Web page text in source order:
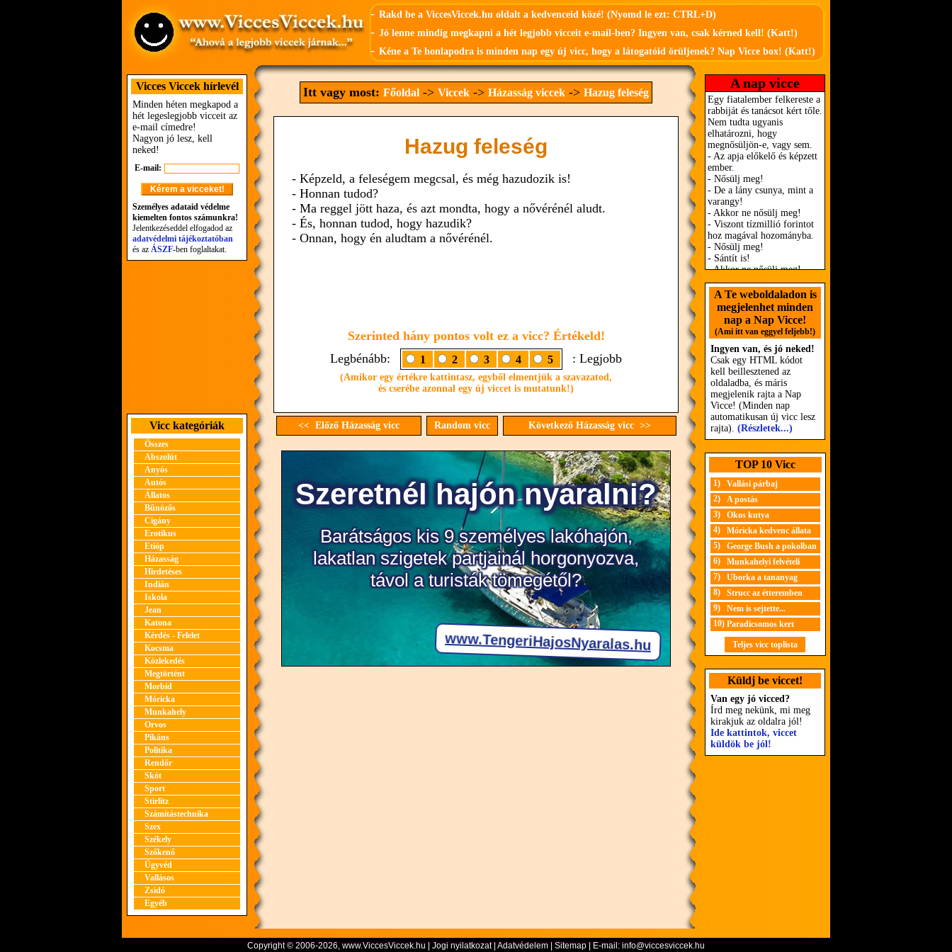
- Rakd be a ViccesViccek.hu oldalt a kedvenceid közé! (Nyomd le ezt: CTRL+D)
- Jó lenne mindig megkapni a hét legjobb vicceit e-mail-ben? Ingyen van, csak kérned kell! (Katt!)
- Kéne a Te honlapodra is minden nap egy új vicc, hogy a látogatóid örüljenek? Nap Vicce box! (Katt!)
Vicces Viccek hírlevél
Minden héten megkapod a
hét legeslegjobb vicceit az
e-mail címedre!
Nagyon jó lesz, kell
neked!
E-mail:
Személyes adataid védelme
kiemelten fontos számunkra!
Jelentkezéseddel elfogadod az
adatvédelmi tájékoztatóban
és az ÁSZF-ben foglaltakat.
Vicc kategóriák
Összes
Abszolút
Anyós
Autós
Állatos
Bűnözős
Cigány
Erotikus
Etióp
Házasság
Hirdetéses
Indián
Iskola
Jean
Katona
Kérdés - Felelet
Kocsma
Közlekedés
Megtörtént
Morbid
Móricka
Munkahely
Orvos
Pikáns
Politika
Rendőr
Skót
Sport
Stirlitz
Számítástechnika
Szex
Székely
Szőkenő
Ügyvéd
Vallásos
Zsidó
Egyéb
Itt vagy most: Főoldal -> Viccek -> Házasság viccek -> Hazug feleség
Hazug feleség
- Képzeld, a feleségem megcsal, és még hazudozik is!
- Honnan tudod?
- Ma reggel jött haza, és azt mondta, hogy a nővérénél aludt.
- És, honnan tudod, hogy hazudik?
- Onnan, hogy én aludtam a nővérénél.
Szerinted hány pontos volt ez a vicc? Értékeld!
Legbénább:
1 2 3 4 5 : Legjobb
(Amikor egy értékre kattintasz, egyből elmentjük a szavazatod,
és cserébe azonnal egy új viccet is mutatunk!)
<< Előző Házasság vicc Random vicc Következő Házasság vicc >>
A nap vicce
A Te weboldaladon is
megjelenhet minden
nap a Nap Vicce!
(Ami itt van eggyel feljebb!)
Ingyen van, és jó neked!
Csak egy HTML kódot
kell beillesztened az
oldaladba, és máris
megjelenik rajta a Nap
Vicce! (Minden nap
automatikusan új vicc lesz
rajta). (Részletek...)
TOP 10 Vicc
1)
Vallási párbaj
2)
A postás
3)
Okos kutya
4)
Móricka kedvenc állata
5)
George Bush a pokolban
6)
Munkahelyi felvételi
7)
Uborka a tananyag
8)
Strucc az étteremben
9)
Nem is sejtette...
10) Paradicsomos kert
Teljes vicc toplista
Küldj be viccet!
Van egy jó vicced?
Írd meg nekünk, mi meg
kirakjuk az oldalra jól!
Ide kattintok, viccet
küldök be jól!
Copyright © 2006-2026, www.ViccesViccek.hu | Jogi nyilatkozat| Adatvédelem Sitemap | E-mail: info@viccesviccek.hu